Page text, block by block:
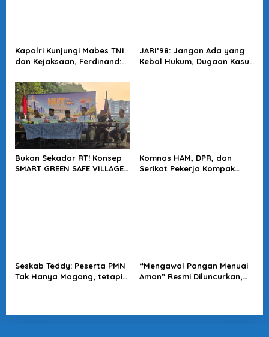
Kapolri Kunjungi Mabes TNI
dan Kejaksaan, Ferdinand:
Soliditas Antar Lembaga
JARI’98: Jangan Ada yang
Kebal Hukum, Dugaan Kasus
Bukan Sekadar RT! Konsep
SMART GREEN SAFE VILLAGE
Komnas HAM, DPR, dan
Serikat Pekerja Kompak
Seskab Teddy: Peserta PMN
Tak Hanya Magang, tetapi
“Mengawal Pangan Menuai
Aman” Resmi Diluncurkan,